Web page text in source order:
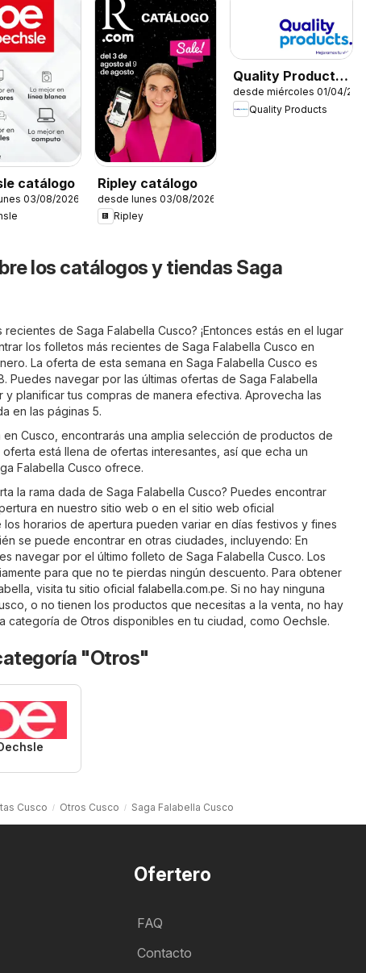
catálogo
03/08/2026
Ripley catálogo
desde lunes 03/08/2026
Ripley
Quality Products
catálogo
desde miércoles 01/04/2026
Quality Products
los catálogos y tiendas Saga
de Saga Falabella Cusco? ¡Entonces estás en el lugar
los folletos más recientes de Saga Falabella Cusco en
La oferta de esta semana en Saga Falabella Cusco es
Puedes navegar por las últimas ofertas de Saga Falabella
planificar tus compras de manera efectiva. Aprovecha las
en las páginas 5.
Cusco, encontrarás una amplia selección de productos de
está llena de ofertas interesantes, así que echa un
Falabella Cusco ofrece.
la rama dada de Saga Falabella Cusco? Puedes encontrar
en nuestro sitio web o en el sitio web oficial
los horarios de apertura pueden variar en días festivos y fines
se puede encontrar en otras ciudades, incluyendo: En
navegar por el último folleto de Saga Falabella Cusco. Los
para que no te pierdas ningún descuento. Para obtener
visita tu sitio oficial falabella.com.pe. Si no hay ninguna
o no tienen los productos que necesitas a la venta, no hay
categoría de Otros disponibles en tu ciudad, como Oechsle.
"Otros"
Cusco Otros Cusco Saga Falabella Cusco
Ofertero
FAQ
Contacto